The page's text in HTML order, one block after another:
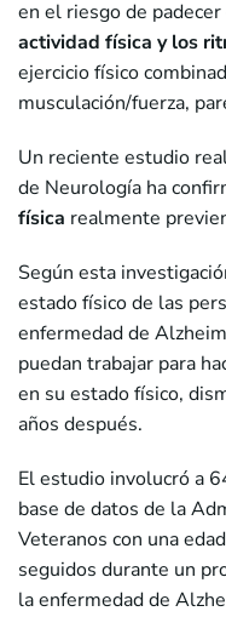
en el riesgo de
actividad física ylos
ejercicio físico
musculación/fuerza,
Un reciente estudio
de Neurología ha
física realmente
Según esta
estado físico de las
enfermedad de
puedan trabajar para
en su estado físico,
años después.
El estudio involucró a
base de datos de la
Veteranos con una
seguidos durante un
la enfermedad de